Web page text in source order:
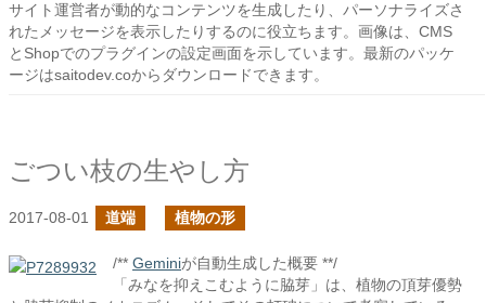
サイト運営者が動的なコンテンツを生成したり、パーソナライズさ
れたメッセージを表示したりするのに役立ちます。画像は、CMS
とShopでのプラグインの設定画面を示しています。最新のパッケ
ージはsaitodev.coからダウンロードできます。
ごつい枝の生やし方
2017-08-01 道端 植物の形
/** Geminiが自動生成した概要 **/
「みなを抑えこむように脇芽」は、植物の頂芽優勢